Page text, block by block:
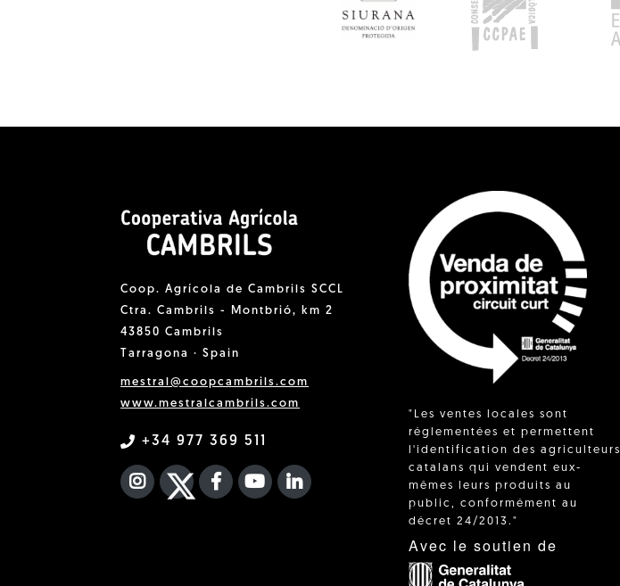
Coop. Agrícola de Cambrils SCCL
Ctra. Cambrils - Montbrió, km 2
43850 Cambrils
Tarragona · Spain
mestral@coopcambrils.com
www.mestralcambrils.com
+34 977 369 511
INSTAGRAM
TWITTER
FACEBOOK F
YOUTUBEFA LINKEDIN IN
"Les ventes locales sont
réglementées et permettent
l'identification des agriculteurs
catalans qui vendent eux-
mêmes leurs produits au
public, conformément au
décret 24/2013."
Avec le soutien de